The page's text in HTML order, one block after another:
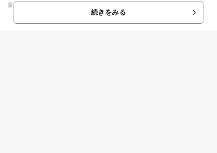
劇団四季専用劇場などで構成されています。核となるモール
は、無料でご利用いただ...続きをみる